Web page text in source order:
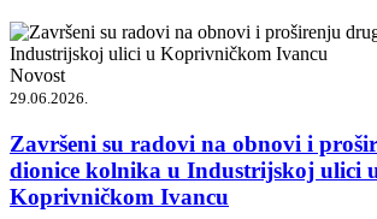
Novost
29.06.2026.
Završeni su radovi na obnovi i
dionice kolnika u Industrijskoj ulici
Koprivničkom Ivancu